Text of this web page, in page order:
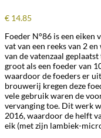
€ 14.85
Foeder N°86 is een eiken
vat van een reeks van 2
van de vatenzaal
groot als een foeder van
waardoor de foeders er
brouwerij kregen deze
vele gebruik waren de
vervanging toe. Dit werk
2016, waardoor de helft
eik (met zijn lambiek-